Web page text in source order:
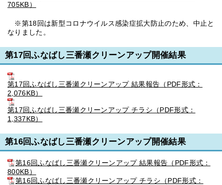
705KB）
※第18回は新型コロナウイルス感染症拡大防止のため、中止と
なりました。
第17回ふなばし三番瀬クリーンアップ開催結果
第17回ふなばし三番瀬クリーンアップ 結果報告（PDF形式：
2,076KB）
第17回ふなばし三番瀬クリーンアップ チラシ（PDF形式：
1,337KB）
第16回ふなばし三番瀬クリーンアップ開催結果
第16回ふなばし三番瀬クリーンアップ 結果報告（PDF形式：
800KB）
第16回ふなばし三番瀬クリーンアップ チラシ（PDF形式：